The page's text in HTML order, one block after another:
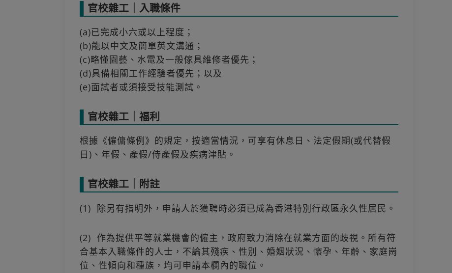
官校雜工｜入職條件
(a)已完成小六或以上程度；
(b)能以中文及簡單英文溝通；
(c)略懂園藝、水電及一般傢具維修者優先；
(d)具備相關工作經驗者優先；以及
(e)面試者或須接受技能測試。
官校雜工｜福利
根據《僱傭條例》的規定，按適當情況，可享有休息日、法定假期(或代替假
日)、年假、產假/侍產假及疾病津貼。
官校雜工｜附註
(1) 除另有指明外，申請人於獲聘時必須已成為香港特別行政區永久性居民。
(2) 作為提供平等就業機會的僱主，政府致力消除在就業方面的歧視。所有符
合基本入職條件的人士，不論其殘疾、性別、婚姻狀況、懷孕、年齡、家庭崗
位、性傾向和種族，均可申請本欄內的職位。